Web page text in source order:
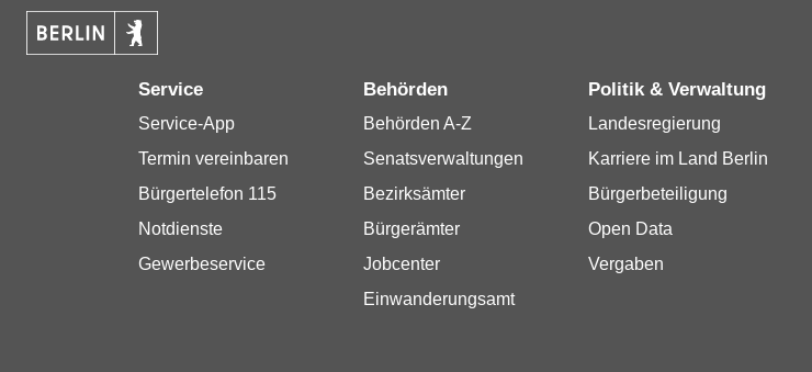
Service
Service-App
Termin vereinbaren
Bürgertelefon 115
Notdienste
Gewerbeservice
Behörden
Behörden A-Z
Senatsverwaltungen
Bezirksämter
Bürgerämter
Jobcenter
Einwanderungsamt
Politik & Verwaltung
Landesregierung
Karriere im Land Berlin
Bürgerbeteiligung
Open Data
Vergaben